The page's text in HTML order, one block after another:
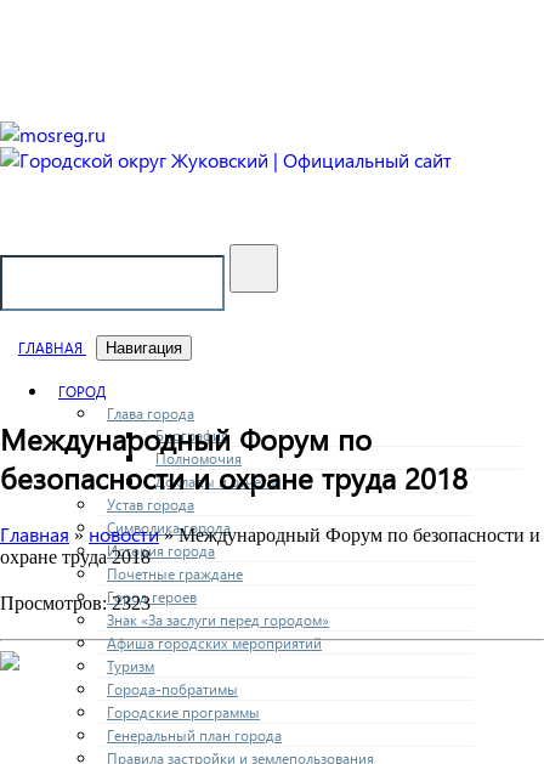
ГЛАВНАЯ Навигация
ГОРОД
Глава города
Биография
Полномочия
Доклады и отчеты
Устав города
Символика города
История города
Почетные граждане
Город героев
Знак «За заслуги перед городом»
Афиша городских мероприятий
Туризм
Города-побратимы
Городские программы
Генеральный план города
Правила застройки и землепользования
Международный Форум по
безопасности и охране труда 2018
Главная » новости» Международный Форум по безопасности и
охране труда 2018
Просмотров: 2323